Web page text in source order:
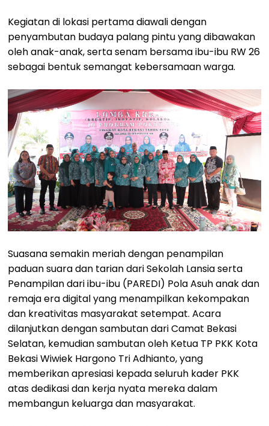
Kegiatan di lokasi pertama diawali dengan
penyambutan budaya palang pintu yang dibawakan
oleh anak-anak, serta senam bersama ibu-ibu RW 26
sebagai bentuk semangat kebersamaan warga.
Suasana semakin meriah dengan penampilan
paduan suara dan tarian dari Sekolah Lansia serta
Penampilan dari ibu-ibu (PAREDI) Pola Asuh anak dan
remaja era digital yang menampilkan kekompakan
dan kreativitas masyarakat setempat. Acara
dilanjutkan dengan sambutan dari Camat Bekasi
Selatan, kemudian sambutan oleh Ketua TP PKK Kota
Bekasi Wiwiek Hargono Tri Adhianto, yang
memberikan apresiasi kepada seluruh kader PKK
atas dedikasi dan kerja nyata mereka dalam
membangun keluarga dan masyarakat.